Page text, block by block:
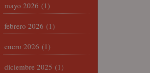
mayo 2026 (1)
febrero 2026 (1)
enero 2026 (1)
diciembre 2025 (1)